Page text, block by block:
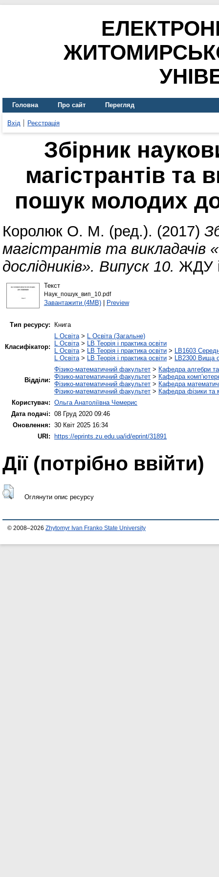
Головна Про сайт Перегляд
Вхід Реєстрація
Збірник
магістрантів та
пошук молодих
Королюк О. М. (ред.). (2017)
магістрантів та викладачів
дослідників». Випуск 10. ЖДУ
Текст
Наук_пошук_вип_10.pdf
Завантажити (4MB)| Preview
Тип ресурсу: Книга
Класифікатор:
L Освіта> L Освіта (Загальне)
L Освіта> LB Теорія і практика освіти
L Освіта> LB Теорія і практика освіти > LB1603
L Освіта> LB Теорія і практика освіти > LB2300 Вища
Відділи:
Фізико-математичний факультет > Кафедра алгебри та
Фізико-математичний факультет > Кафедра
Фізико-математичний факультет > Кафедра
Фізико-математичний факультет > Кафедра фізики та
Користувач: Ольга Анатоліївна Чемерис
Дата подачі: 08 Груд 2020 09:46
Оновлення: 30 Квіт 2025 16:34
URI:
https://eprints.zu.edu.ua/id/eprint/31891
Дії ​​(потрібно ввійти)
Оглянути опис ресурсу
© 2008–2026 Zhytomyr Ivan Franko State University